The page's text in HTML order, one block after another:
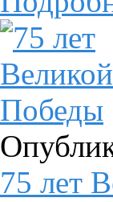
75 лет